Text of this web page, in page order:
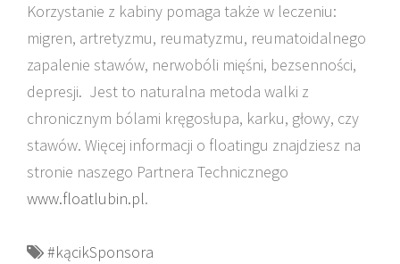
Korzystanie z kabiny pomaga także w leczeniu:
migren, artretyzmu, reumatyzmu, reumatoidalnego
zapalenie stawów, nerwobóli mięśni, bezsenności,
depresji. Jest to naturalna metoda walki z
chronicznym bólami kręgosłupa, karku, głowy, czy
stawów. Więcej informacji o floatingu znajdziesz na
stronie naszego Partnera Technicznego
www.floatlubin.pl.
#kącikSponsora